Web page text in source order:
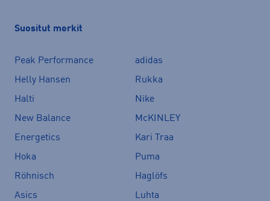
Suositut merkit
Peak Performance
adidas
Helly Hansen
Rukka
Halti
Nike
New Balance
McKINLEY
Energetics
Kari Traa
Hoka
Puma
Röhnisch
Haglöfs
Asics
Luhta